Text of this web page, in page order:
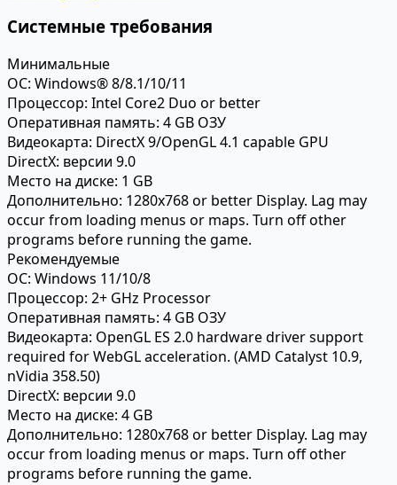
Системные требования
Минимальные
ОС: Windows® 8/8.1/10/11
Процессор: Intel Core2 Duo or better
Оперативная память: 4 GB ОЗУ
Видеокарта: DirectX 9/OpenGL 4.1 capable GPU
DirectX: версии 9.0
Место на диске: 1 GB
Дополнительно: 1280x768 or better Display. Lag may
occur from loading menus or maps. Turn off other
programs before running the game.
Рекомендуемые
ОС: Windows 11/10/8
Процессор: 2+ GHz Processor
Оперативная память: 4 GB ОЗУ
Видеокарта: OpenGL ES 2.0 hardware driver support
required for WebGL acceleration. (AMD Catalyst 10.9,
nVidia 358.50)
DirectX: версии 9.0
Место на диске: 4 GB
Дополнительно: 1280x768 or better Display. Lag may
occur from loading menus or maps. Turn off other
programs before running the game.